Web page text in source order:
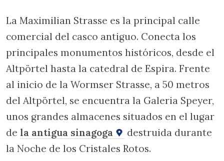
La Maximilian Strasse es la principal calle
comercial del casco antiguo. Conecta los
principales monumentos históricos, desde el
Altpörtel hasta la catedral de Espira. Frente
al inicio de la Wormser Strasse, a 50 metros
del Altpörtel, se encuentra la Galeria Speyer,
unos grandes almacenes situados en el lugar
de la antigua sinagoga
destruida durante
la Noche de los Cristales Rotos.